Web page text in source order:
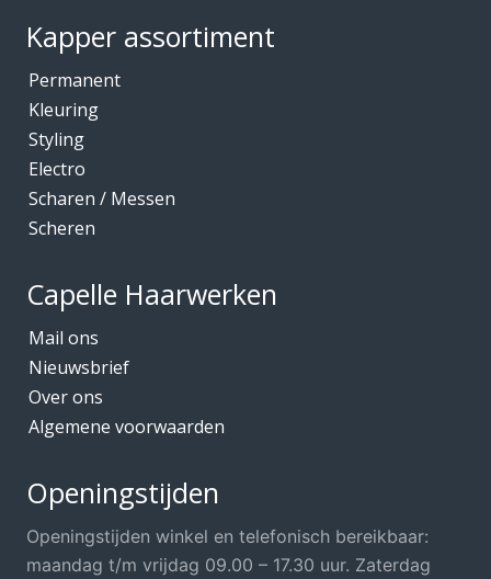
Kapperskoffers / Etuis
Mediceuticals bij Chemo
Mediceuticals bij Haarherstel/verzorging
Mediceuticals bij Haaruitval
Merken O.A.
Mobiele Kapper
Mutsjes *Opruiming*
Mutsjes / Hoeden / Petten
Nieuw in ons assortiment
Ontharen
Kapper assortiment
Permanent
Kleuring
Styling
Electro
Scharen / Messen
Scheren
Capelle Haarwerken
Mail ons
Nieuwsbrief
Over ons
Algemene voorwaarden
Openingstijden
Openingstijden winkel en telefonisch bereikbaar:
maandag t/m vrijdag 09.00 – 17.30 uur. Zaterdag